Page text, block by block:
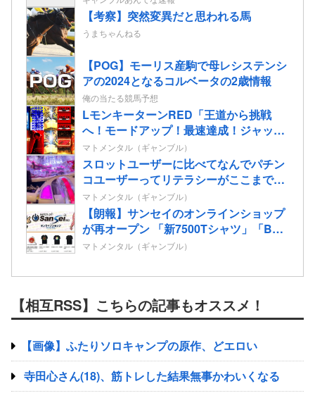
【考察】突然変異だと思われる馬
うまちゃんねる
【POG】モーリス産駒で母レシステンシ
アの2024となるコルベータの2歳情報
俺の当たる競馬予想
LモンキーターンRED「王道から挑戦
へ！モードアップ！最速達成！ジャック
イン！７揃い！」←まったくの別物っぽ
いけど流行るんか！？
マトメンタル（ギャンブル）
スロットユーザーに比べてなんでパチン
コユーザーってリテラシーがここまで低
いんだろうか…
マトメンタル（ギャンブル）
【朗報】サンセイのオンラインショップ
が再オープン 「新7500Tシャツ」「BOX
of GARO」「Wall of GARO」が追加さ
マトメンタル（ギャンブル）
【相互RSS】こちらの記事もオススメ！
【画像】ふたりソロキャンプの原作、どエロい
寺田心さん(18)、筋トレした結果無事かわいくなる